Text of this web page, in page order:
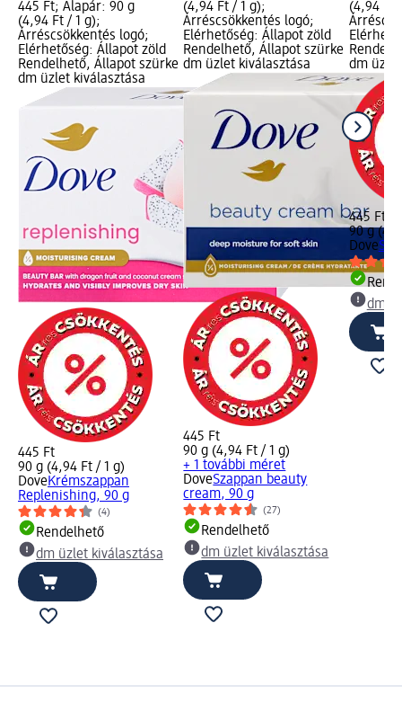
445 Ft; Alapár: 90 g
(4,94 Ft / 1 g);
Árréscsökkentés logó;
Elérhetőség: Állapot zöld
Rendelhető, Állapot szürke
dm üzlet kiválasztása
445 Ft
90 g (4,94 Ft / 1 g)
DoveKrémszappan
Replenishing, 90 g
(4)
Rendelhető
dm üzlet kiválasztása
(4,94 Ft / 1 g);
Árréscsökkentés logó;
Elérhetőség: Állapot zöld
Rendelhető, Állapot szürke
dm üzlet kiválasztása
445 Ft
90 g (4,94 Ft / 1 g)
+ 1 további méret
DoveSzappan beauty
cream, 90 g
(27)
Rendelhető
dm üzlet kiválasztása
(4,94 Ft
dm
445 Ft
90 g
Dove
dm